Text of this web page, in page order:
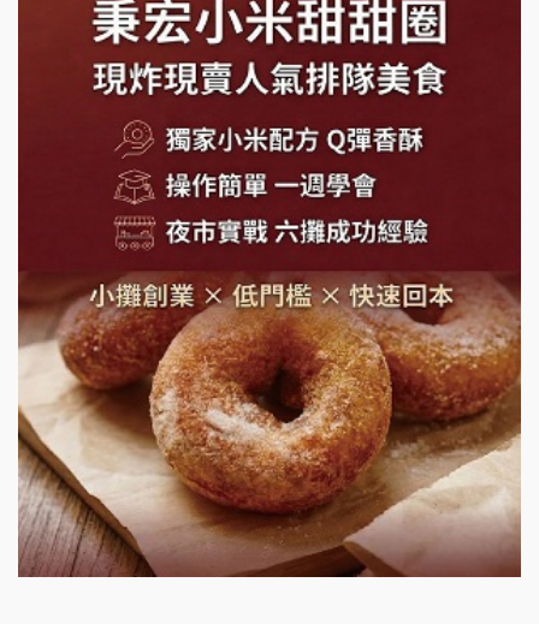
手作功夫茶加盟說明會
SHARE TEA歇腳亭加盟說明會
潮味決-湯滷專門店加盟說明會
鬍子茶加盟說明會
鮮茶道加盟說明會
微風亭鐵板燒加盟說明會
漫步藍咖啡加盟說明會
明石章魚燒加盟說明會
出櫃加盟說明會
千香漢堡加盟說明會